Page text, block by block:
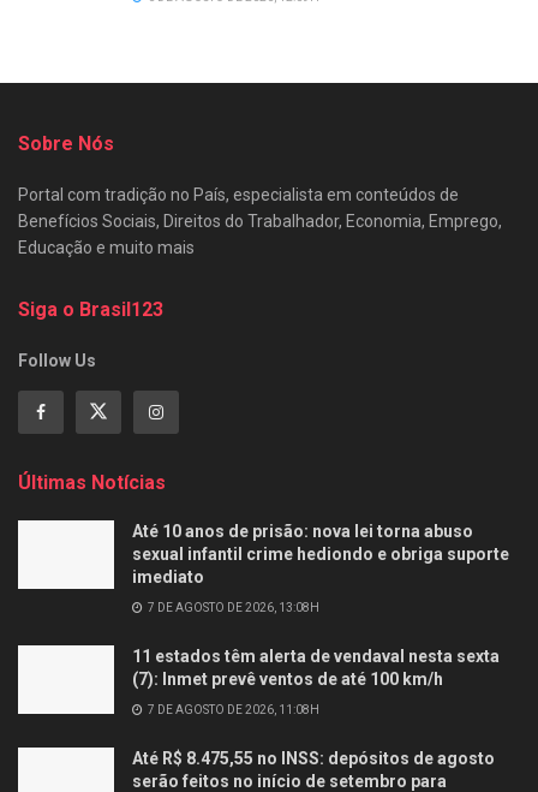
Sobre Nós
Portal com tradição no País, especialista em conteúdos de
Benefícios Sociais, Direitos do Trabalhador, Economia, Emprego,
Educação e muito mais
Siga o Brasil123
Follow Us
Últimas Notícias
Até 10 anos de prisão: nova lei torna abuso
sexual infantil crime hediondo e obriga suporte
imediato
7 DE AGOSTO DE 2026, 13:08H
11 estados têm alerta de vendaval nesta sexta
(7): Inmet prevê ventos de até 100 km/h
7 DE AGOSTO DE 2026, 11:08H
Até R$ 8.475,55 no INSS: depósitos de agosto
serão feitos no início de setembro para